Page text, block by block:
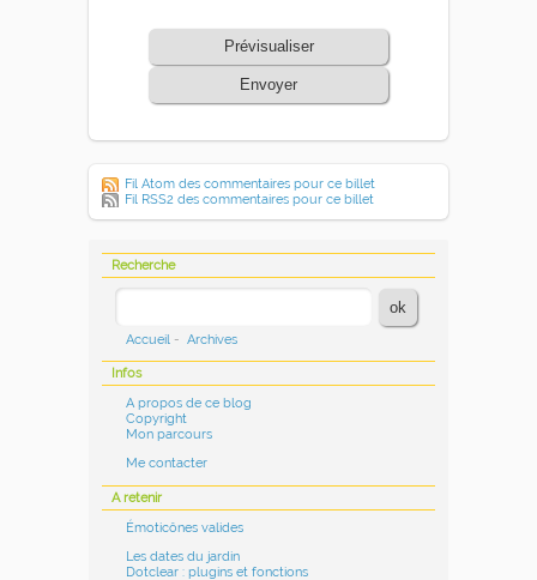
Prévisualiser
Envoyer
Fil Atom des commentaires pour ce billet
Fil RSS2 des commentaires pour ce billet
Recherche
Accueil - Archives
Infos
A propos de ce blog
Copyright
Mon parcours
Me contacter
A retenir
Émoticônes valides
Les dates du jardin
Dotclear : plugins et fonctions